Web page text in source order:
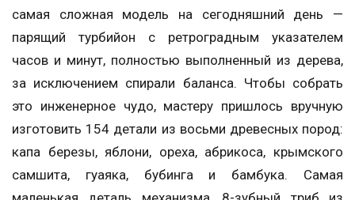
самая сложная модель на сегодняшний день —
парящий турбийон с ретроградным указателем
часов и минут, полностью выполненный из дерева,
за исключением спирали баланса. Чтобы собрать
это инженерное чудо, мастеру пришлось вручную
изготовить 154 детали из восьми древесных пород:
капа березы, яблони, ореха, абрикоса, крымского
самшита, гуаяка, бубинга и бамбука. Самая